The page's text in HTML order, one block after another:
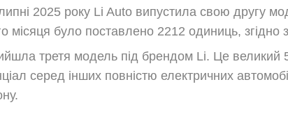
2025 року Li Auto випустила свою другу
місяця було поставлено 2212 одиниць,
третя модель під брендом Li. Це великий
серед інших повністю електричних